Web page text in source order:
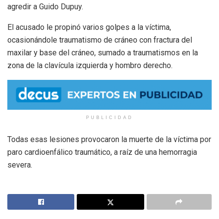
agredir a Guido Dupuy.
El acusado le propinó varios golpes a la víctima,
ocasionándole traumatismo de cráneo con fractura del
maxilar y base del cráneo, sumado a traumatismos en la
zona de la clavícula izquierda y hombro derecho.
PUBLICIDAD
Todas esas lesiones provocaron la muerte de la víctima por
paro cardioenfálico traumático, a raíz de una hemorragia
severa.